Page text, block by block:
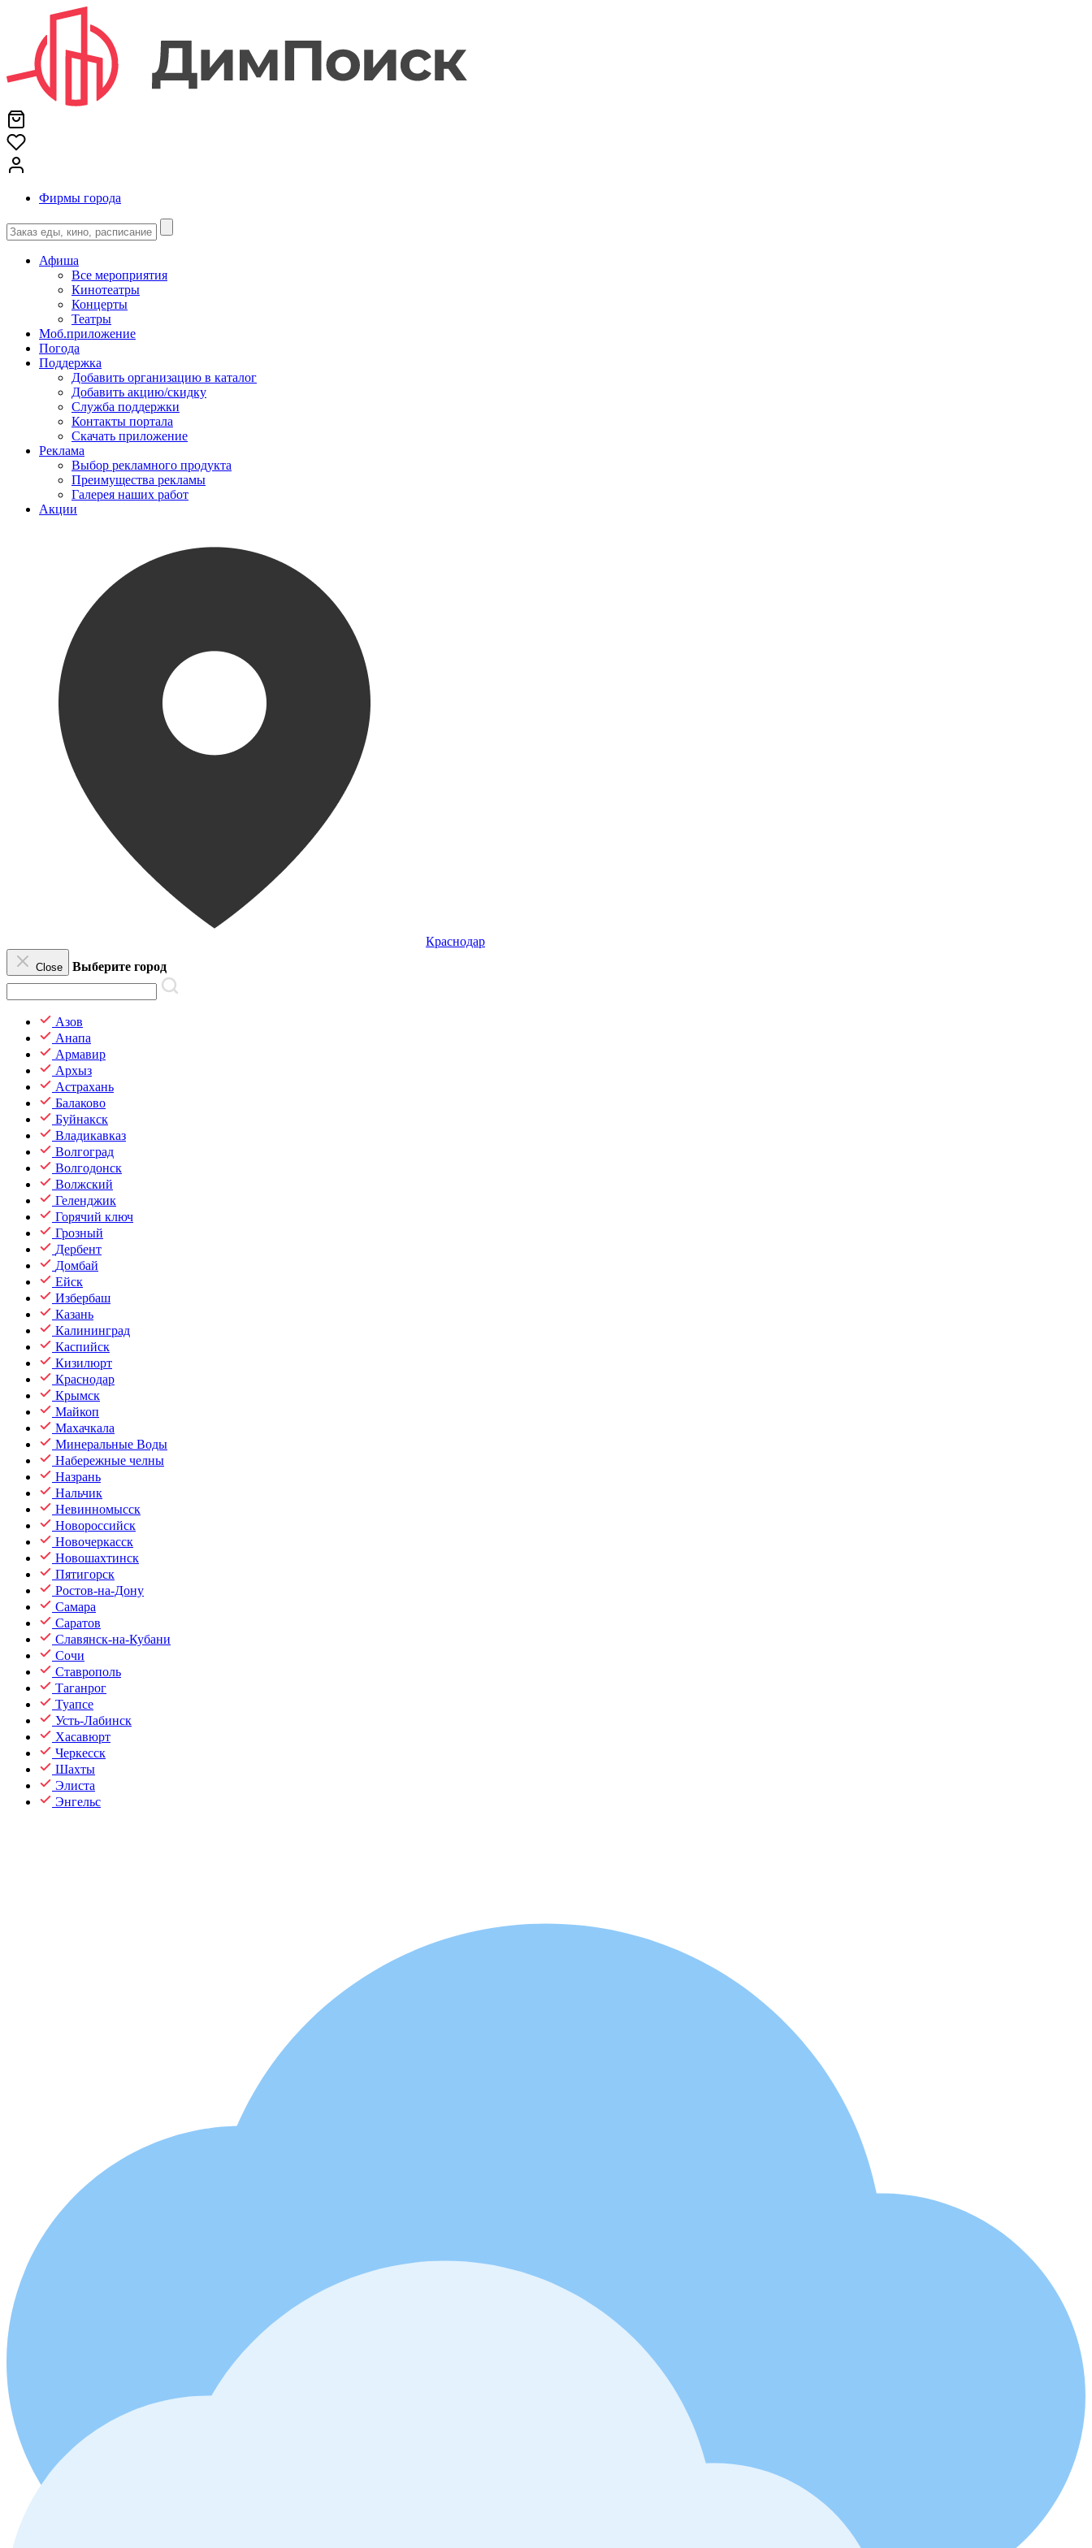
Фирмы города
Афиша
Все мероприятия
Кинотеатры
Концерты
Театры
Моб.приложение
Погода
Поддержка
Добавить организацию в каталог
Добавить акцию/скидку
Служба поддержки
Контакты портала
Скачать приложение
Реклама
Выбор рекламного продукта
Преимущества рекламы
Галерея наших работ
Акции
Краснодар
Close Выберите город
Азов
Анапа
Армавир
Архыз
Астрахань
Балаково
Буйнакск
Владикавказ
Волгоград
Волгодонск
Волжский
Геленджик
Горячий ключ
Грозный
Дербент
Домбай
Ейск
Избербаш
Казань
Калининград
Каспийск
Кизилюрт
Краснодар
Крымск
Майкоп
Махачкала
Минеральные Воды
Набережные челны
Назрань
Нальчик
Невинномысск
Новороссийск
Новочеркасск
Новошахтинск
Пятигорск
Ростов-на-Дону
Самара
Саратов
Славянск-на-Кубани
Сочи
Ставрополь
Таганрог
Туапсе
Усть-Лабинск
Хасавюрт
Черкесск
Шахты
Элиста
Энгельс